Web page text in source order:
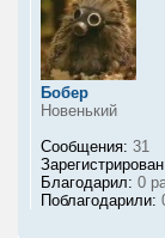
Бобер
Новенький
Сообщения: 31
Благодарил: 0
Поблагодарили: